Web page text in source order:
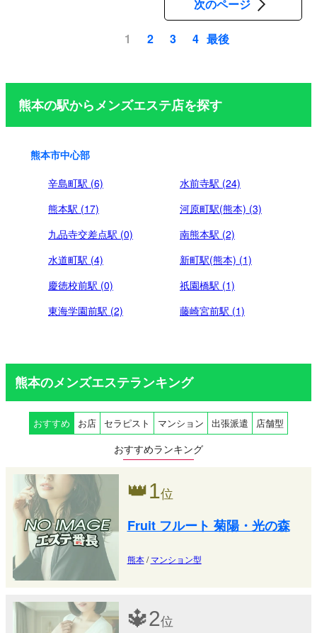
ちろん、休日のお出かけ時のひと休みにも最適です。人目や
日常を忘れ、解きほぐされるような幸福感をぜひご体感くだ
ジ
1 2 3 4
次のページ
最後
熊本の駅からメンズエステ店を探す
熊本市中心部
辛島町駅 (6)
水前寺駅 (24)
熊本駅 (17)
河原町駅(熊本) (3)
九品寺交差点駅 (0)
南熊本駅 (2)
水道町駅 (4)
新町駅(熊本) (1)
慶徳校前駅 (0)
祇園橋駅 (1)
東海学園前駅 (2)
藤崎宮前駅 (1)
熊本のメンズエステランキング
おすすめ お店 セラピスト マンション 出張派遣 店舗型
おすすめランキング
👑1位
Fruit フルート 菊陽・光の森
熊本/マンション型
🔱2位